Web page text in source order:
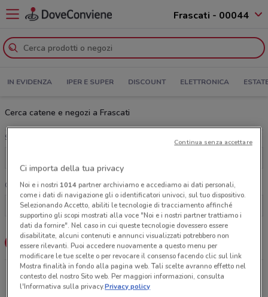
Frascati - 00044
IN EVIDENZA IPER E SUPER DISCOUNT ELETTRONICA
Cerca catene e negozi a Frascati
Scegli una categoria
Cerca una catena
Lista Mappa
P.Zza Marconi, 12 Frascati
80 m
Ci importa della tua privacy
Noi e i nostri 1014partner archiviamo e accediamo ai dati personali,
come i dati di navigazione gli o identificatori univoci, sul tuo dispositivo.
Selezionando Accetto, abiliti le tecnologie di tracciamento affinché
supportino gli scopi mostrati alla voce "Noi e i nostri partner trattiamo i
dati da fornire". Nel caso in cui queste tecnologie dovessero essere
disabilitate, alcuni contenuti e annunci visualizzati potrebbero non
essere rilevanti. Puoi accedere nuovamente a questo menu per
modificare le tue scelte o per revocare il consenso facendo clic sul link
Mostra finalità in fondo alla pagina web. Tali scelte avranno effetto nel
contesto del nostro Sito web. Per maggiori informazioni, consulta
l'Informativa sulla privacy.Privacy policy
Continua senza accettare